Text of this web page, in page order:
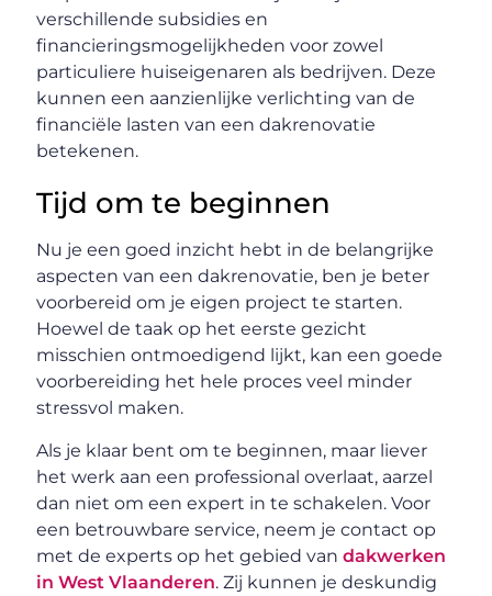
verschillende subsidies en
financieringsmogelijkheden voor zowel
particuliere huiseigenaren als bedrijven. Deze
kunnen een aanzienlijke verlichting van de
financiële lasten van een dakrenovatie
betekenen.
Tijd om te beginnen
Nu je een goed inzicht hebt in de belangrijke
aspecten van een dakrenovatie, ben je beter
voorbereid om je eigen project te starten.
Hoewel de taak op het eerste gezicht
misschien ontmoedigend lijkt, kan een goede
voorbereiding het hele proces veel minder
stressvol maken.
Als je klaar bent om te beginnen, maar liever
het werk aan een professional overlaat, aarzel
dan niet om een expert in te schakelen. Voor
een betrouwbare service, neem je contact op
met de experts op het gebied vandakwerken
in West Vlaanderen. Zij kunnen je deskundig